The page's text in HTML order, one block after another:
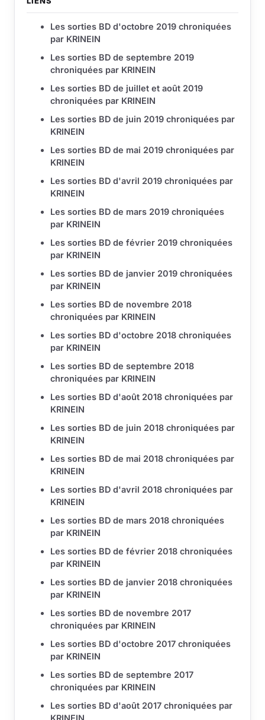
Les sorties BD d'octobre 2019 chroniquées
par KRINEIN
Les sorties BD de septembre 2019
chroniquées par KRINEIN
Les sorties BD de juillet et août 2019
chroniquées par KRINEIN
Les sorties BD de juin 2019 chroniquées par
KRINEIN
Les sorties BD de mai 2019 chroniquées par
KRINEIN
Les sorties BD d'avril 2019 chroniquées par
KRINEIN
Les sorties BD de mars 2019 chroniquées
par KRINEIN
Les sorties BD de février 2019 chroniquées
par KRINEIN
Les sorties BD de janvier 2019 chroniquées
par KRINEIN
Les sorties BD de novembre 2018
chroniquées par KRINEIN
Les sorties BD d'octobre 2018 chroniquées
par KRINEIN
Les sorties BD de septembre 2018
chroniquées par KRINEIN
Les sorties BD d'août 2018 chroniquées par
KRINEIN
Les sorties BD de juin 2018 chroniquées par
KRINEIN
Les sorties BD de mai 2018 chroniquées par
KRINEIN
Les sorties BD d'avril 2018 chroniquées par
KRINEIN
Les sorties BD de mars 2018 chroniquées
par KRINEIN
Les sorties BD de février 2018 chroniquées
par KRINEIN
Les sorties BD de janvier 2018 chroniquées
par KRINEIN
Les sorties BD de novembre 2017
chroniquées par KRINEIN
Les sorties BD d'octobre 2017 chroniquées
par KRINEIN
Les sorties BD de septembre 2017
chroniquées par KRINEIN
Les sorties BD d'août 2017 chroniquées par
KRINEIN